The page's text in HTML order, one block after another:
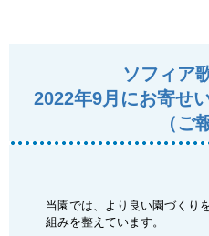
ソフィア
2022年9月にお寄せ
（ご
当園では、より良い園づくり
組みを整えています。